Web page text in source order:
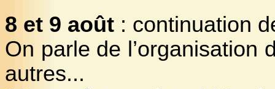
8 et 9 août : continuation
On parle de l’organisation
autres...